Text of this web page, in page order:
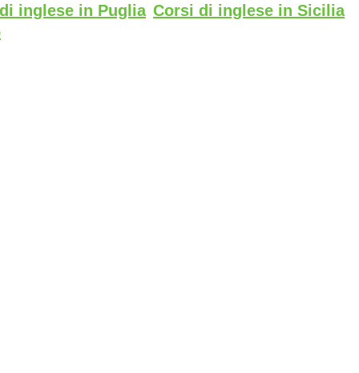
inglese in Puglia Corsi di inglese in Sicilia